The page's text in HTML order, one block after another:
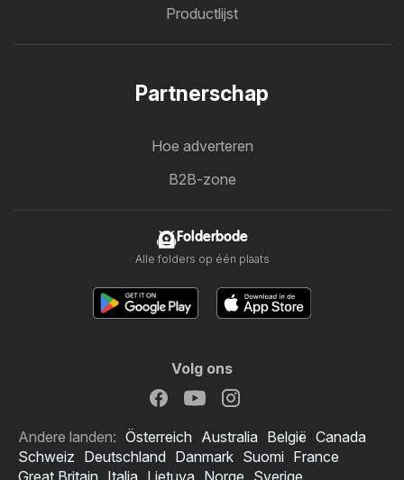
Productlijst
Partnerschap
Hoe adverteren
B2B-zone
Folderbode
Alle folders op één plaats
Volg ons
Andere landen: Österreich Australia België Canada
Schweiz Deutschland Danmark Suomi France
Great Britain Italia Lietuva Norge Sverige